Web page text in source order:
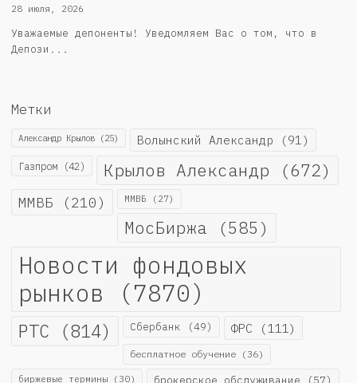
28 июля, 2026
Уважаемые депоненты! Уведомляем Вас о том, что в
Депози...
Метки
Александр Крылов (25) Волынский Александр (91)
Газпром (42) Крылов Александр (672)
ММВБ (210) ММВБ (27)
МосБиржа (585)
Новости фондовых
рынков (7870)
РТС (814) Сбербанк (49) ФРС (111)
бесплатное обучение (36)
биржевые термины (30) брокерское обслуживание (57)